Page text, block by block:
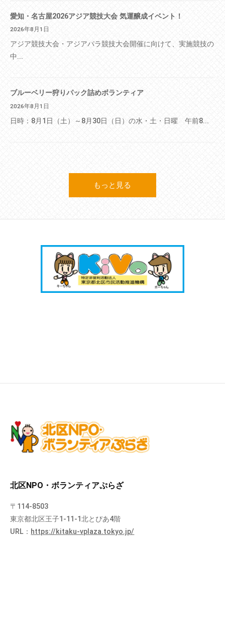
愛知・名古屋2026アジア競技大会 気運醸成イベント！
2026年8月1日
アジア競技大会・アジアパラ競技大会開催に向けて、実施競技の
中...
ブルーベリー狩りパック詰めボランティア
2026年8月1日
日時：8月1日（土）～8月30日（日）の水・土・日曜 午前8...
もっと見る
北区NPO・ボランティアぷらざ
〒114-8503
東京都北区王子1-11-1北とぴあ4階
URL： https://kitaku-vplaza.tokyo.jp/